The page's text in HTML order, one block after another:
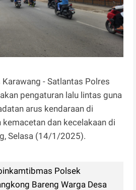
- Satlantas Polres
pengaturan lalu lintas guna
arus kendaraan di
dan kecelakaan di
Selasa (14/1/2025).
Polsek
Bareng Warga Desa